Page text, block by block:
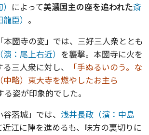
によって美濃国主の座を追われた斎
臣） 。
本圀寺の変」では、三好三人衆ととも
：尾上右近） を襲撃。本圀寺に火を
三人衆に対し、
「手ぬるいのう。な
略）東大寺を燃やしたお主ら
る姿が印象的でした。
落城」では、 浅井長政（演：中島
近江に陣を進めるも、味方の裏切りに